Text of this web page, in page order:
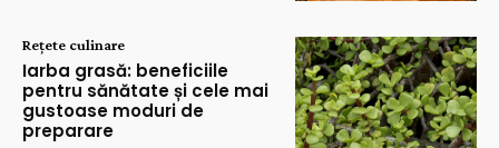
Rețete culinare
Iarba grasă: beneficiile
pentru sănătate și cele mai
gustoase moduri de
preparare